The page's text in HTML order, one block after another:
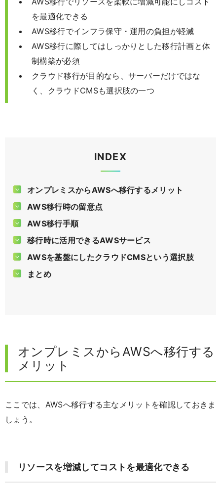
を最適化できる
AWS移行でインフラ保守・運用の負担が軽減
AWS移行に際してはしっかりとした移行計画と体
制構築が必須
クラウド移行が目的なら、サーバーだけではな
く、クラウドCMSも選択肢の一つ
INDEX
オンプレミスからAWSへ移行するメリット
AWS移行時の留意点
AWS移行手順
移行時に活用できるAWSサービス
AWSを基盤にしたクラウドCMSという選択肢
まとめ
オンプレミスからAWSへ移行する
メリット
ここでは、AWSへ移行する主なメリットを確認しておきま
しょう。
リソースを増減してコストを最適化できる